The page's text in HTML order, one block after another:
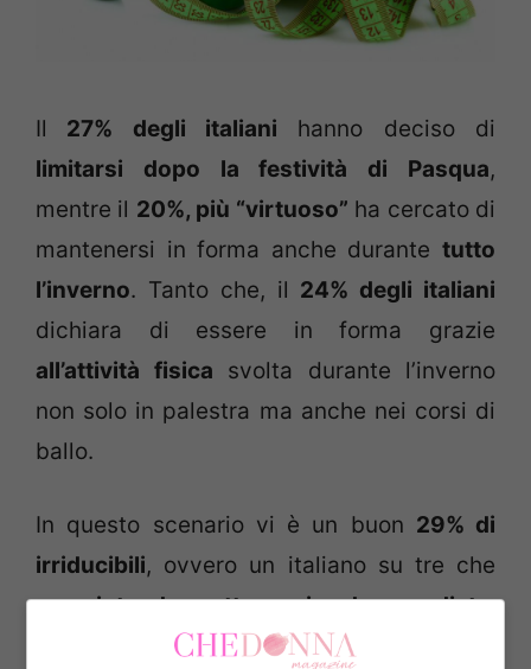
Il 27% degli italiani hanno deciso di
limitarsi dopo la festività di Pasqua,
mentre il 20%, più “virtuoso” ha cercato di
mantenersi in forma anche durante tutto
l’inverno. Tanto che, il 24% degli italiani
dichiara di essere in forma grazie
all’attività fisica svolta durante l’inverno
non solo in palestra ma anche nei corsi di
ballo.
In questo scenario vi è un buon 29% di
irriducibili, ovvero un italiano su tre che
non intende sottoporsi ad una dieta,
indipendentemente dal proprio aspetto.